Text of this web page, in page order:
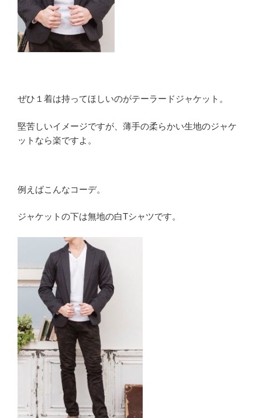
ぜひ１着は持ってほしいのがテーラードジャケット。
堅苦しいイメージですが、薄手の柔らかい生地のジャケ
ットなら楽ですよ。
例えばこんなコーデ。
ジャケットの下は無地の白Tシャツです。